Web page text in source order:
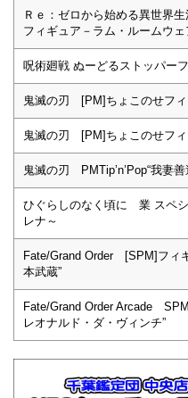
Ｒｅ：ゼロから始める異世界
フィギュア－ラム・ルームウェ
呪術廻戦 ぬーどるストッパー
鬼滅の刃 [PM]ちょこのせフィ
鬼滅の刃 [PM]ちょこのせフィ
鬼滅の刃 PMTip’n’Pop“我妻善
ひぐらしのなく頃に 業 スペ
レナ～
Fate/Grand Order [SPM]フィ
本武蔵”
Fate/Grand Order Arcade
レオナルド・ダ・ヴィンチ”